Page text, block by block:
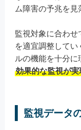
ム障害の予兆を見
監視対象に合わ
を適宜調整して
ルの機能を十分に
効果的な監視が
監視データ